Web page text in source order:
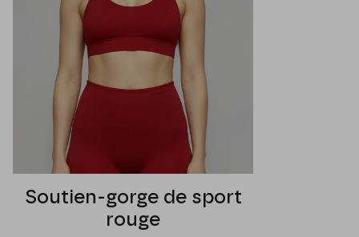
Soutien-gorge de sport
rouge